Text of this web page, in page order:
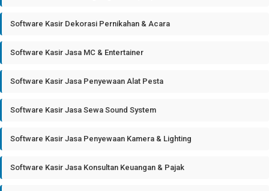
Software Kasir Dekorasi Pernikahan & Acara
Software Kasir Jasa MC & Entertainer
Software Kasir Jasa Penyewaan Alat Pesta
Software Kasir Jasa Sewa Sound System
Software Kasir Jasa Penyewaan Kamera & Lighting
Software Kasir Jasa Konsultan Keuangan & Pajak